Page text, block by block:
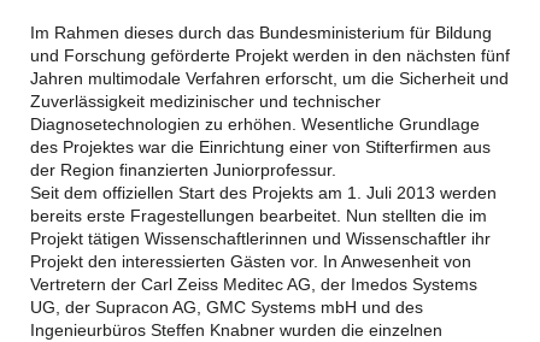
Im Rahmen dieses durch das Bundesministerium für Bildung
und Forschung geförderte Projekt werden in den nächsten fünf
Jahren multimodale Verfahren erforscht, um die Sicherheit und
Zuverlässigkeit medizinischer und technischer
Diagnosetechnologien zu erhöhen. Wesentliche Grundlage
des Projektes war die Einrichtung einer von Stifterfirmen aus
der Region finanzierten Juniorprofessur.
Seit dem offiziellen Start des Projekts am 1. Juli 2013 werden
bereits erste Fragestellungen bearbeitet. Nun stellten die im
Projekt tätigen Wissenschaftlerinnen und Wissenschaftler ihr
Projekt den interessierten Gästen vor. In Anwesenheit von
Vertretern der Carl Zeiss Meditec AG, der Imedos Systems
UG, der Supracon AG, GMC Systems mbH und des
Ingenieurbüros Steffen Knabner wurden die einzelnen